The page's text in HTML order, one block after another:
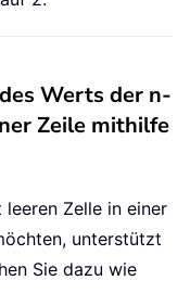
Werts der n-
Zeile mithilfe
Zelle in einer
unterstützt
Sie dazu wie